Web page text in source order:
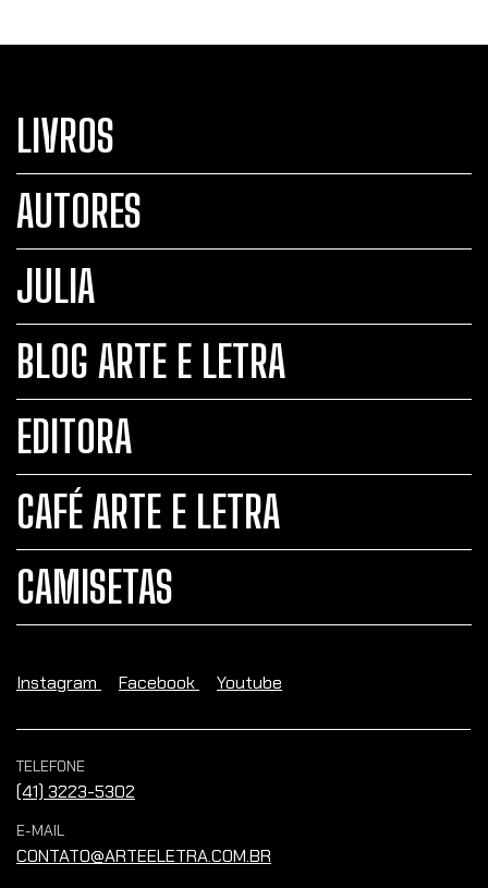
LIVROS
AUTORES
JULIA
BLOG ARTE E LETRA
EDITORA
CAFÉ ARTE E LETRA
CAMISETAS
Instagram Facebook Youtube
TELEFONE
(41) 3223-5302
E-MAIL
CONTATO@ARTEELETRA.COM.BR